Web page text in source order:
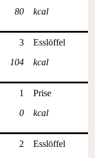
80
kcal
3
104
Esslöffel
kcal
1
0
Prise
kcal
2
Esslöffel